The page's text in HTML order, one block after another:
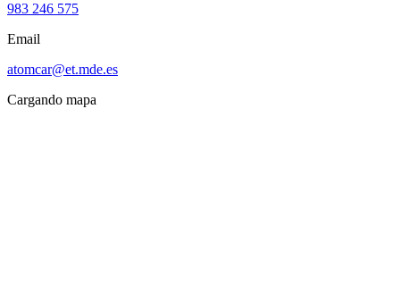
983 246 575
Email
atomcar@et.mde.es
Cargando mapa